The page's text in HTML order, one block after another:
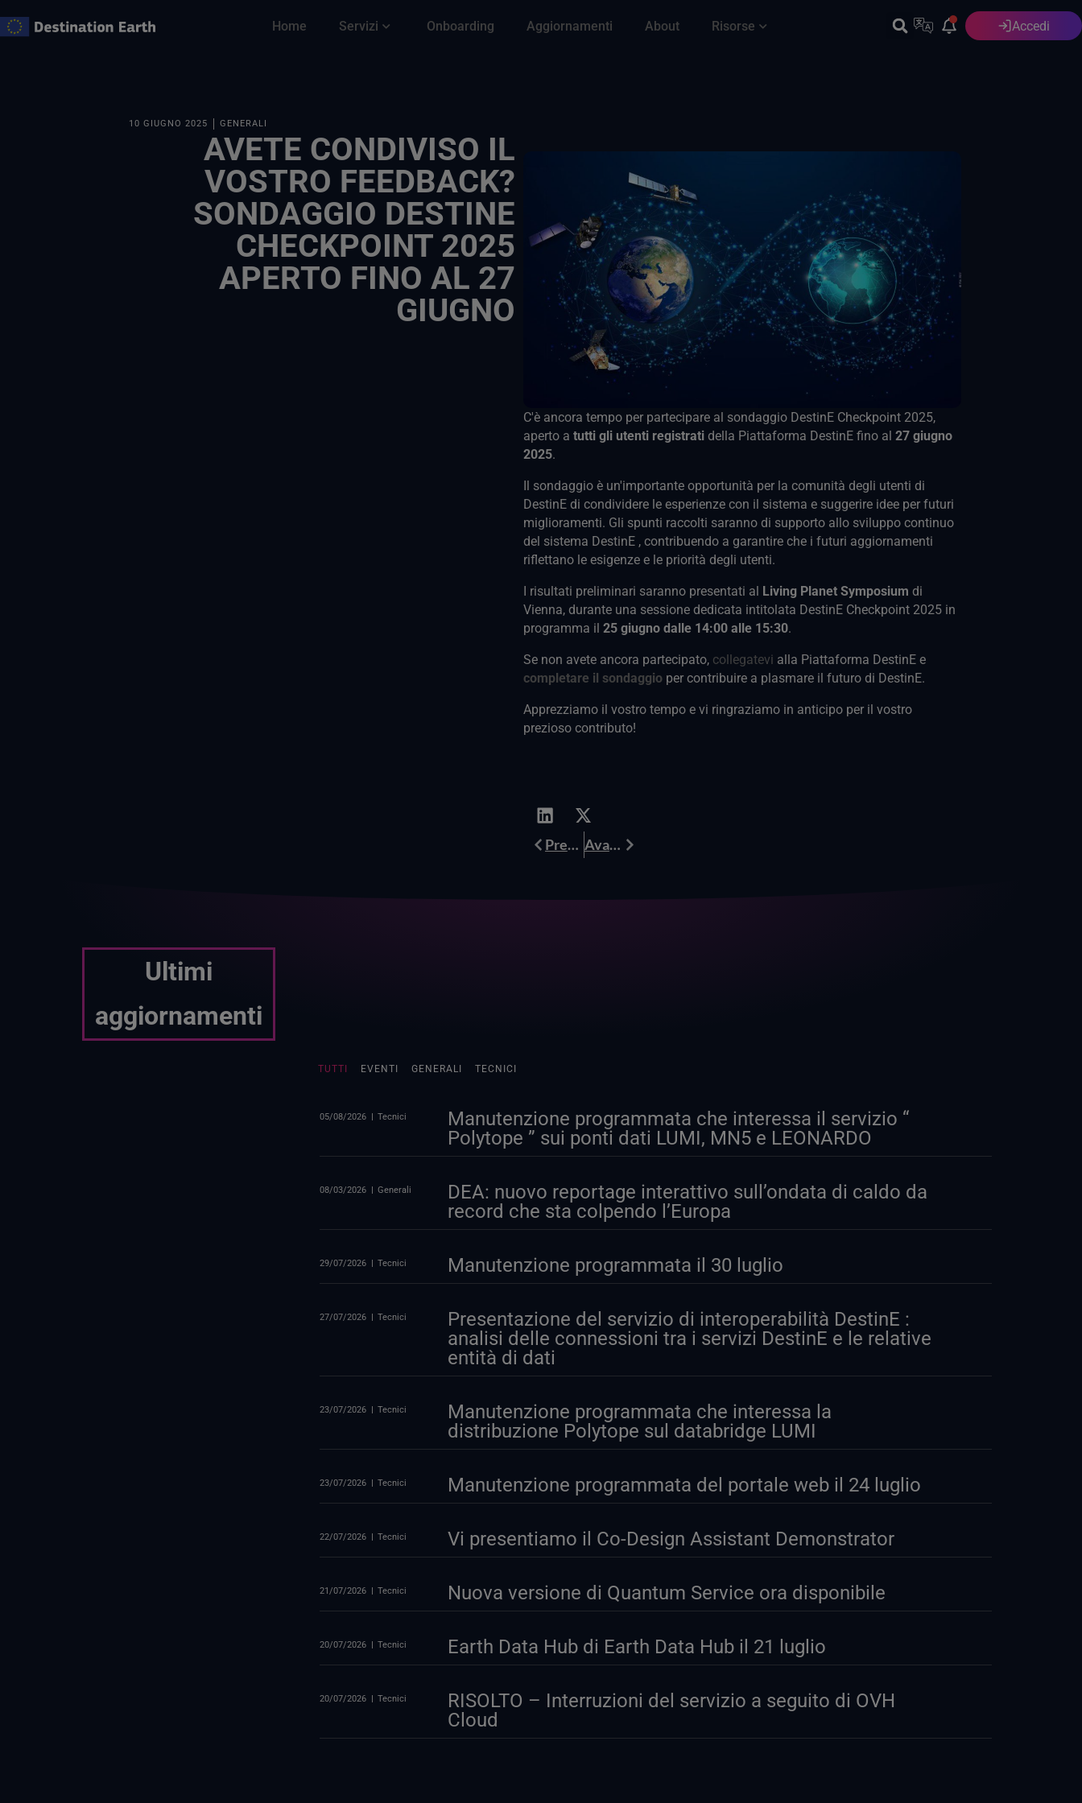
al
Home Servizi Onboarding Aggiornamenti About Risorse Italiano Accedi
10 GIUGNO 2025 GENERALI
AVETE CONDIVISO IL
VOSTRO FEEDBACK?
SONDAGGIO DESTINE
CHECKPOINT 2025
APERTO FINO AL 27
GIUGNO
C'è ancora tempo per partecipare al sondaggio DestinE Checkpoint 2025,
aperto a tutti gli utenti registratidella Piattaforma DestinE fino al 27 giugno
2025.
Il sondaggio è un'importante opportunità per la comunità degli utenti di
DestinE di condividere le esperienze con il sistema e suggerire idee per futuri
miglioramenti. Gli spunti raccolti saranno di supporto allo sviluppo continuo
del sistema DestinE , contribuendo a garantire che i futuri aggiornamenti
riflettano le esigenze e le priorità degli utenti.
I risultati preliminari saranno presentati al Living Planet Symposium di
Vienna, durante una sessione dedicata intitolata DestinE Checkpoint 2025 in
programma il 25 giugno dalle 14:00 alle 15:30.
Se non avete ancora partecipato, collegatevi alla Piattaforma DestinE e
completare il sondaggioper contribuire a plasmare il futuro di DestinE.
Apprezziamo il vostro tempo e vi ringraziamo in anticipo per il vostro
prezioso contributo!
Prev Precedente Avanti Avanti
Ultimi
aggiornamenti
EVENTI GENERALI TECNICI
TUTTI
05/08/2026 Tecnici
Manutenzione programmata che interessa il servizio “
Polytope ” sui ponti dati LUMI, MN5 e LEONARDO
08/03/2026 Generali
DEA: nuovo reportage interattivo sull’ondata di caldo da
record che sta colpendo l’Europa
29/07/2026 Tecnici Manutenzione programmata il 30 luglio
27/07/2026 Tecnici
Presentazione del servizio di interoperabilità DestinE :
analisi delle connessioni tra i servizi DestinE e le relative
entità di dati
23/07/2026 Tecnici
Manutenzione programmata che interessa la
distribuzione Polytope sul databridge LUMI
23/07/2026 Tecnici Manutenzione programmata del portale web il 24 luglio
22/07/2026 Tecnici Vi presentiamo il Co-Design Assistant Demonstrator
21/07/2026 Tecnici Nuova versione di Quantum Service ora disponibile
20/07/2026 Tecnici Earth Data Hub di Earth Data Hub il 21 luglio
20/07/2026 Tecnici
RISOLTO – Interruzioni del servizio a seguito di OVH
Cloud